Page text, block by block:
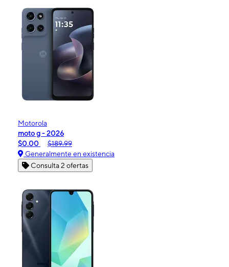
Motorola
moto g - 2026
$0.00
$189.99
Generalmente en existencia
Consulta 2 ofertas